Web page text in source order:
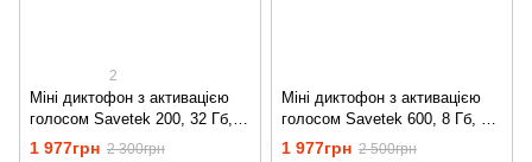
2
Міні диктофон з активацією
голосом Savetek 200, 32 Гб,
VOX, 12 годин запису
1 977грн 2 300грн
Міні диктофон з активацією
голосом Savetek 600, 8 Гб, 50
годин запису
1 977грн 2 500грн